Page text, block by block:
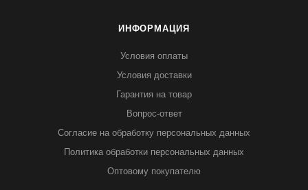
ИНФОРМАЦИЯ
Условия оплаты
Условия доставки
Гарантия на товар
Вопрос-ответ
Согласие на обработку персональных данных
Политика обработки персональных данных
Оптовому покупателю